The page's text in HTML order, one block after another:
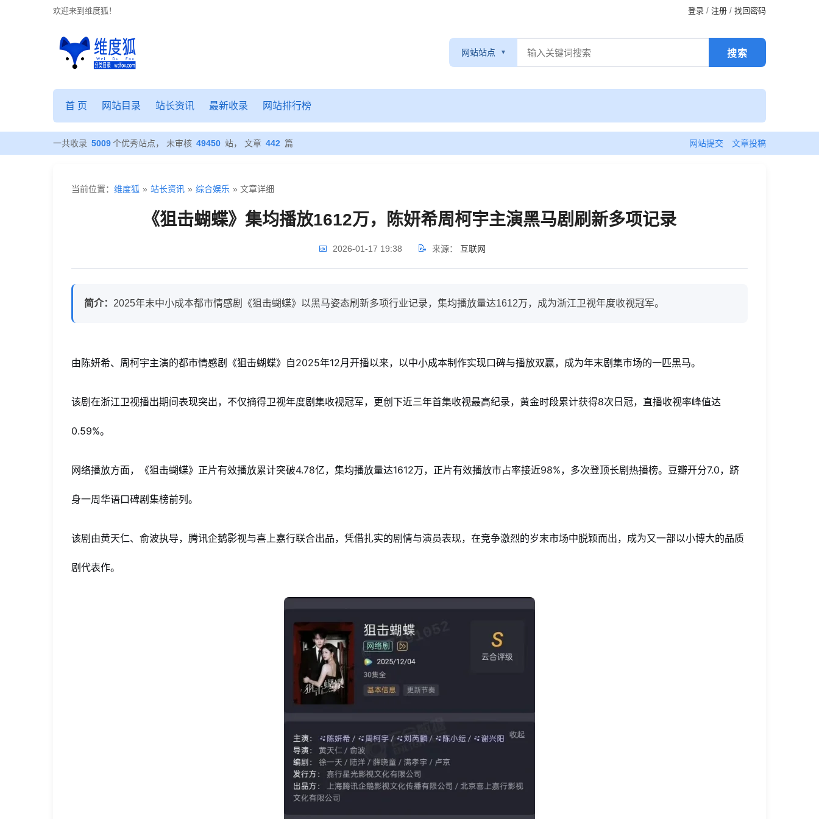
欢迎来到维度狐！ 登录 / 注册 / 找回密码
《狙
击
蝴
蝶》
集
万，
网站站点
首 页 网站目录 站长资讯 最新收录 网站排行榜
一共收录 5009个优秀站点， 未审核 49450 站， 文章 442 篇 网站提交 文章投稿
当前位置： 维度狐 » 站长资讯 » 综合娱乐 » 文章详细
《狙击蝴蝶》集均播放1612万，陈妍希周柯宇主演黑马剧刷新多项记录
📅 2026-01-17 19:38 📝 来源： 互联网
简介： 2025年末中小成本都市情感剧《狙击蝴蝶》以黑马姿态刷新多项行业记录，集均播放量达1612万，成为浙江卫视年度收视冠军。
由陈妍希、周柯宇主演的都市情感剧《狙击蝴蝶》自2025年12月开播以来，以中小成本制作实现口碑与播放双赢，成为年末剧集市场的一匹黑马。
该剧在浙江卫视播出期间表现突出，不仅摘得卫视年度剧集收视冠军，更创下近三年首集收视最高纪录，黄金时段累计获得8次日冠，直播收视率峰值达
0.59%。
网络播放方面，《狙击蝴蝶》正片有效播放累计突破4.78亿，集均播放量达1612万，正片有效播放市占率接近98%，多次登顶长剧热播榜。豆瓣开分7.0，跻
身一周华语口碑剧集榜前列。
该剧由黄天仁、俞波执导，腾讯企鹅影视与喜上嘉行联合出品，凭借扎实的剧情与演员表现，在竞争激烈的岁末市场中脱颖而出，成为又一部以小博大的品质
剧代表作。